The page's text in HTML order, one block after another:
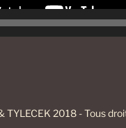
TYLECEK 2018 - Tous